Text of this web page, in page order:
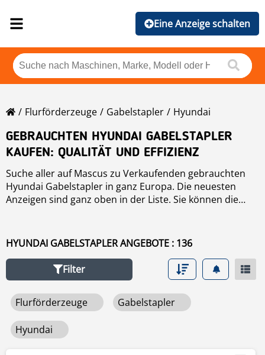
Eine Anzeige schalten
Flurförderzeuge Gabelstapler
Hyundai
GEBRAUCHTEN HYUNDAI GABELSTAPLER
KAUFEN: QUALITÄT UND EFFIZIENZ
Suche aller auf Mascus zu Verkaufenden gebrauchten
Hyundai Gabelstapler in ganz Europa. Die neuesten
Anzeigen sind ganz oben in der Liste. Sie können die
Land ordnen. Um gebrauchteGabelstapler
HYUNDAI GABELSTAPLER ANGEBOTE : 136
Filter
Flurförderzeuge Gabelstapler
Hyundai